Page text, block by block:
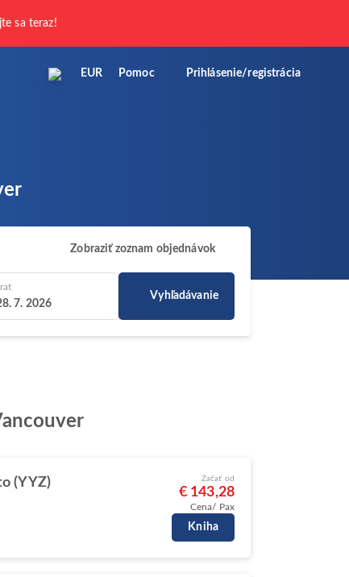
sa teraz!
EUR Pomoc Prihlásenie/registrácia
Zobraziť zoznam objednávok
7. 2026
Vyhľadávanie
(YYZ) Začať od
€ 143,28
Cena/ Pax
Kniha